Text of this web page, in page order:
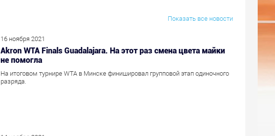
Показать все новости
16 ноября 2021
Akron WTA Finals Guadalajara. На этот раз смена цвета майки
не помогла
На итоговом турнире WTA в Минске финишировал групповой этап одиночного
разряда.